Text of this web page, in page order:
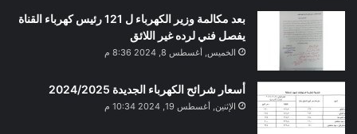
بعد مكالمة وزير الكهرباء ل 121 رئيس كهرباء القناة
يفصل فني لرده غير اللائق
الخميس, أغسطس 8, 2024 8:36 م
أسعار شرائح الكهرباء الجديدة 2024/2025
الإثنين, أغسطس 19, 2024 10:34 م